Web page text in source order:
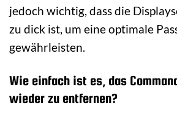
jedoch wichtig, dass die
zu dick ist, um eine optimale
gewährleisten.
Wie einfach ist es, das
wieder zu entfernen?